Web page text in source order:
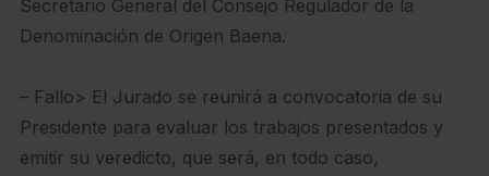
Secretario General del Consejo Regulador de la
Denominación de Origen Baena.
– Fallo> El Jurado se reunirá a convocatoria de su
Presidente para evaluar los trabajos presentados y
emitir su veredicto, que será, en todo caso,